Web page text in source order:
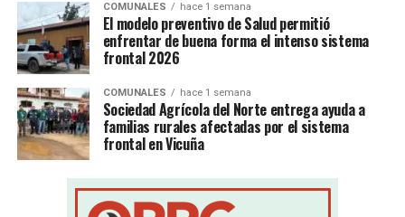
COMUNALES hace 1 semana
El modelo preventivo de Salud permitió
enfrentar de buena forma el intenso sistema
frontal 2026
COMUNALES hace 1 semana
Sociedad Agrícola del Norte entrega ayuda a
familias rurales afectadas por el sistema
frontal en Vicuña